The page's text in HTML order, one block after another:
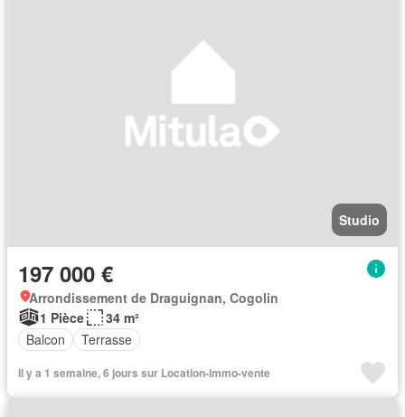
Studio
197 000 €
Arrondissement de Draguignan, Cogolin
1 Pièce
34 m²
Balcon
Terrasse
Il y a 1 semaine, 6 jours sur Location-immo-vente